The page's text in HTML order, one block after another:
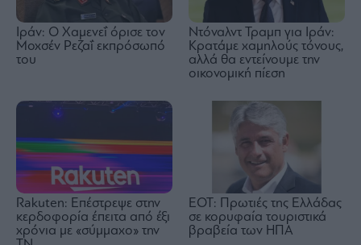
Ιράν: Ο Χαμενεΐ όρισε τον
Μοχσέν Ρεζαΐ εκπρόσωπό
του
Ντόναλντ Τραμπ για Ιράν:
Κρατάμε χαμηλούς τόνους,
αλλά θα εντείνουμε την
οικονομική πίεση
Rakuten: Επέστρεψε στην
κερδοφορία έπειτα από έξι
χρόνια με «σύμμαχο» την
ΕΟΤ: Πρωτιές της Ελλάδας
σε κορυφαία τουριστικά
βραβεία των ΗΠΑ